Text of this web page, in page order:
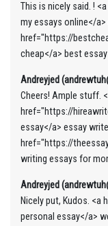
This is nicely said. !
my essays online</
href="https://
cheap</a> best
Andreyjed
Cheers! Ample stuff.
href="https://
essay</a> essay
href="https://
writing essays for
Andreyjed
Nicely put, Kudos.
personal essay</a>